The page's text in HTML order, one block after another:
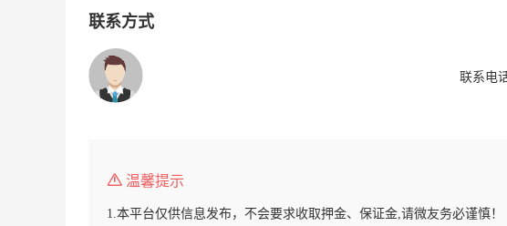
联系方式
联系电
温馨提示
1.本平台仅供信息发布，不会要求收取押金、保证金,请微友务必谨慎！